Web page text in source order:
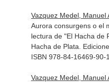
Vazquez Medel, Manuel
Aurora consurgens o el
lectura de "El Hacha de
Hacha de Plata .
ISBN 978-84-16469-90-1
Vazquez Medel, Manuel